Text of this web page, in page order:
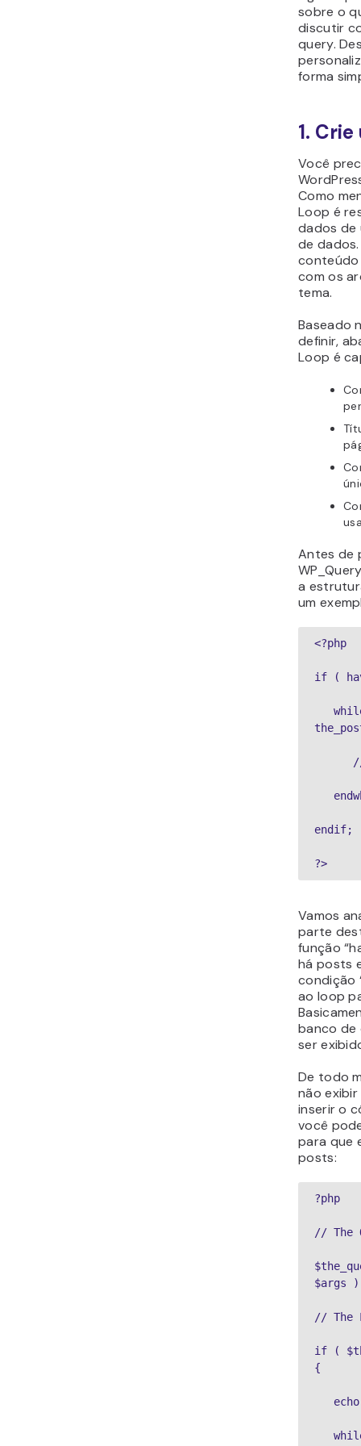
sobre o
discutir
query.
forma
1.
Você
Como
Loop é
dados de
de
conteúdo
com os
tema.
Baseado
definir,
Loop é
Antes de
a
um
<?php
if (
//
endif;
?>
Vamos
parte
função
há posts
condição
ao loop
banco
ser
De todo
não
inserir o
você
para que
posts:
?php
// The
$args
// The
if (
{
while